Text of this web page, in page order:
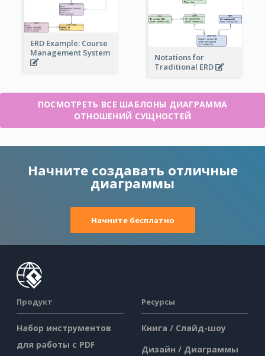
ERD Example: Course
Management System
Notations for
Traditional ERD
ПОСМОТРЕТЬ ВСЕ ШАБЛОНЫ ДИАГРАММА
ОТНОШЕНИЙ СУЩНОСТЕЙ
Начните создавать отличные
диаграммы
Начните бесплатно
Продукт
Набор инструментов
для работы с PDF
Ресурсы
Книга / Слайд-шоу
Дизайн / Диаграммы